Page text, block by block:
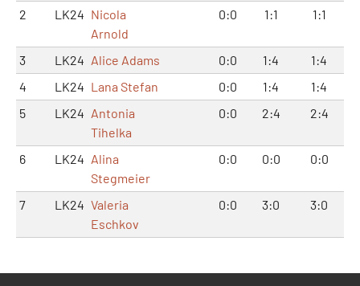
2 LK24 Nicola
Arnold
0:0 1:1 1:1
3 LK24 Alice Adams 0:0 1:4
1:4
4
LK24 Lana Stefan 0:0 1:4
1:4
5
LK24 Antonia
Tihelka
0:0 2:4 2:4
6 LK24 Alina
Stegmeier
0:0 0:0 0:0
7 LK24 Valeria
Eschkov
0:0 3:0 3:0